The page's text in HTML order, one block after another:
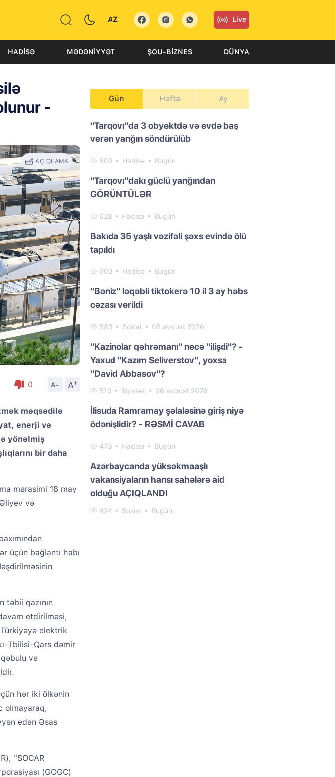
AZ Live
HADISƏ MƏDƏNIYYƏT ŞOU-BIZNES DÜNYA
-
AÇIQLAMA
0 A- A
+
məqsədilə
enerji və
yönəlmiş
bir daha
mərasimi 18 may
Əliyev və
üçün bağlantı habı
təbii qazının
etdirilməsi,
elektrik
Tbilisi-Qars dəmir
və
hər iki ölkənin
olmayaraq,
edən Əsas
"SOCAR
(GOGC)
Gün Həftə Ay
"Tarqovı"da 3 obyektdə və evdə baş
verən yanğın söndürülüb
809 Hadisə Bugün
"Tarqovı"dakı güclü yanğından
GÖRÜNTÜLƏR
628 Hadisə Bugün
Bakıda 35 yaşlı vəzifəli şəxs evində ölü
tapıldı
603 Hadisə Bugün
"Bəniz" ləqəbli tiktokerə 10 il 3 ay həbs
cəzası verildi
583 Sosial 06 avqust 2026
"Kazinolar qəhrəmanı" necə "ilişdi"? -
Yaxud "Kazım Seliverstov", yoxsa
"David Abbasov"?
510 Siyasət 06 avqust 2026
İlisuda Ramramay şəlaləsinə giriş niyə
ödənişlidir? - RƏSMİ CAVAB
473 Hadisə Bugün
Azərbaycanda yüksəkmaaşlı
vakansiyaların hansı sahələrə aid
olduğu AÇIQLANDI
424 Sosial Bugün